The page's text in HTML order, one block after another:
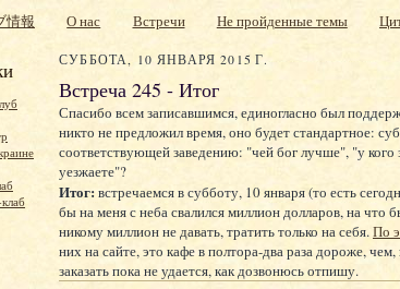
情報 О нас Встречи Не пройденные темы
СУББОТА, 10 ЯНВАРЯ 2015 Г.
Встреча 245 - Итог
Спасибо всем записавшимся, единогласно был
никто не предложил время, оно будет стандартное:
соответствующей заведению: "чей бог лучше", "у кого
уезжаете"?
Итог:встречаемся в субботу, 10 января (то есть
бы на меня с неба свалился миллион долларов, на что
никому миллион не давать, тратить только на себя. По
них на сайте, это кафе в полтора-два раза дороже,
заказать пока не удается, как дозвонюсь отпишу.